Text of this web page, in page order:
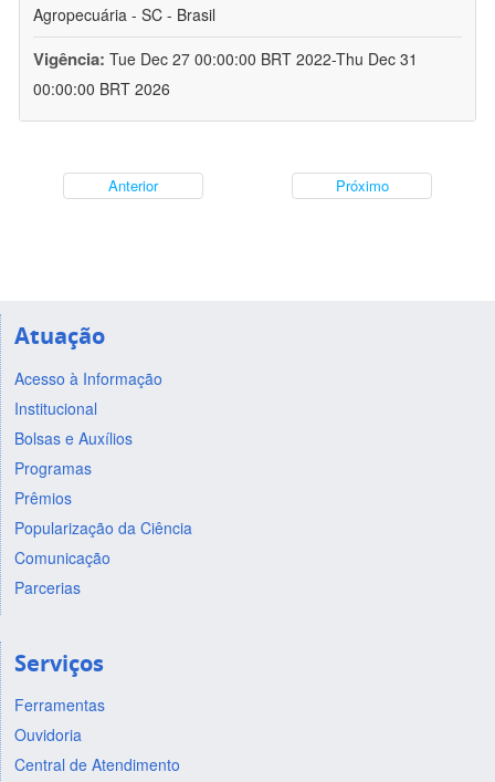
Agropecuária - SC - Brasil
Vigência: Tue Dec 27 00:00:00 BRT 2022-Thu Dec 31
00:00:00 BRT 2026
Anterior Próximo
Atuação
Acesso à Informação
Institucional
Bolsas e Auxílios
Programas
Prêmios
Popularização da Ciência
Comunicação
Parcerias
Serviços
Ferramentas
Ouvidoria
Central de Atendimento